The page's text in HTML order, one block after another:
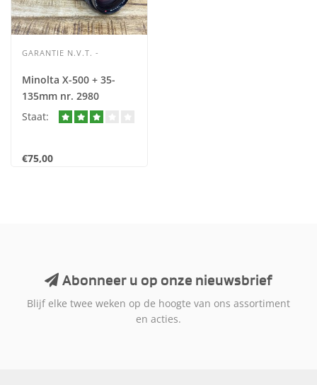
GARANTIE N.V.T. -
Minolta X-500 + 35-
135mm nr. 2980
Staat:
€75,00
Abonneer u op onze nieuwsbrief
Blijf elke twee weken op de hoogte van ons assortiment
en acties.